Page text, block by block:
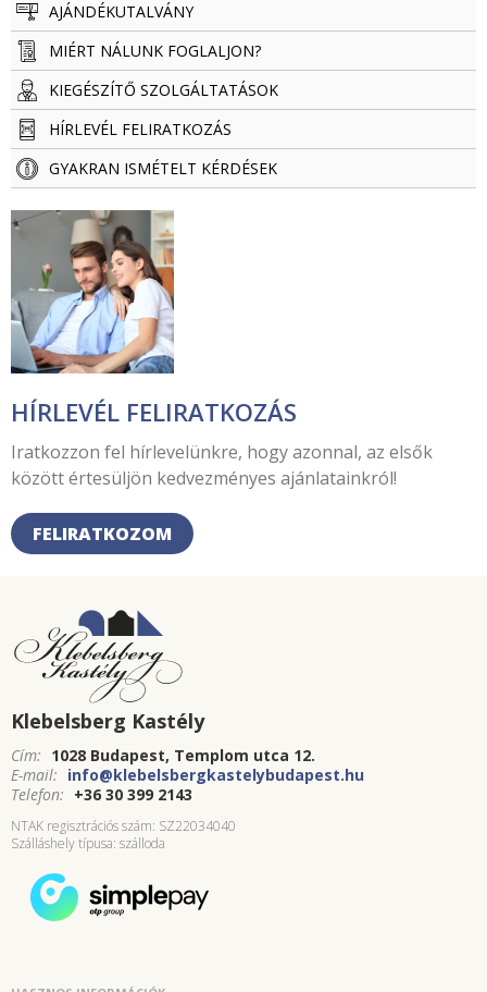
AJÁNDÉKUTALVÁNY
MIÉRT NÁLUNK FOGLALJON?
KIEGÉSZÍTŐ SZOLGÁLTATÁSOK
HÍRLEVÉL FELIRATKOZÁS
GYAKRAN ISMÉTELT KÉRDÉSEK
HÍRLEVÉL FELIRATKOZÁS
Iratkozzon fel hírlevelünkre, hogy azonnal, az elsők
között értesüljön kedvezményes ajánlatainkról!
FELIRATKOZOM
Klebelsberg Kastély
Cím: 1028 Budapest, Templom utca 12.
E-mail: info@klebelsbergkastelybudapest.hu
Telefon: +36 30 399 2143
NTAK regisztrációs szám: SZ22034040
Szálláshely típusa: szálloda